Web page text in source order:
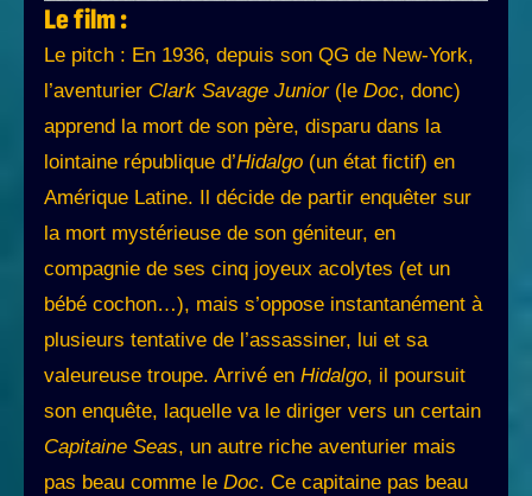
Le film :
Le pitch : En 1936, depuis son QG de New-York,
l’aventurier Clark Savage Junior(le Doc, donc)
apprend la mort de son père, disparu dans la
lointaine république d’Hidalgo (un état fictif) en
Amérique Latine. Il décide de partir enquêter sur
la mort mystérieuse de son géniteur, en
compagnie de ses cinq joyeux acolytes (et un
bébé cochon…), mais s’oppose instantanément à
plusieurs tentative de l’assassiner, lui et sa
valeureuse troupe. Arrivé en Hidalgo, il poursuit
son enquête, laquelle va le diriger vers un certain
Capitaine Seas, un autre riche aventurier mais
pas beau comme le Doc. Ce capitaine pas beau